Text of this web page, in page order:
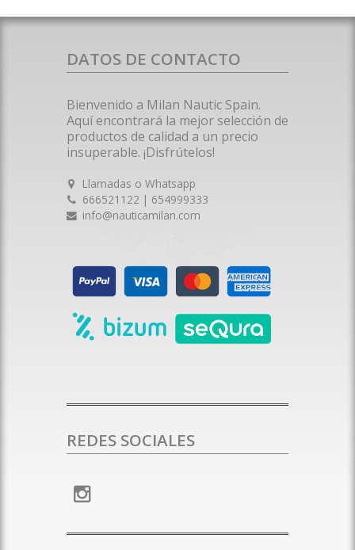
DATOS DE CONTACTO
Bienvenido a Milan Nautic Spain.
Aquí encontrará la mejor selección de
productos de calidad a un precio
insuperable. ¡Disfrútelos!
Llamadas o Whatsapp
666521122 | 654999333
info@nauticamilan.com
REDES SOCIALES